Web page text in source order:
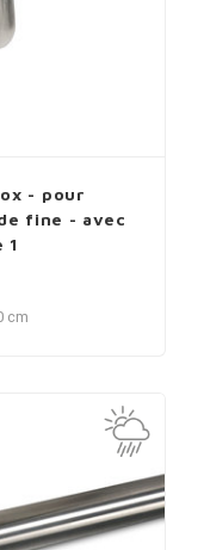
- pour
fine - avec
1
cm